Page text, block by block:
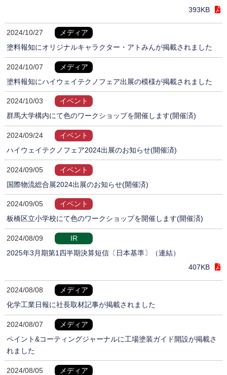
393KB
2024/10/27
メディア
塗料報知にオリジナルキャラクター・アトみんが掲載されました
2024/10/07
メディア
塗料報知にハイウェイテクノフェア出展の模様が掲載されました
2024/10/03
イベント
群馬大学構内にて色のワークショップを開催します(開催済)
2024/09/24
イベント
ハイウェイテクノフェア2024出展のお知らせ(開催済)
2024/09/05
イベント
国際物流総合展2024出展のお知らせ(開催済)
2024/09/05
イベント
板橋区立小学校にて色のワークショップを開催します(開催済)
2024/08/09
IR
2025年3月期第1四半期決算短信〔日本基準〕（連結）
407KB
2024/08/08
メディア
化学工業日報に社長取材記事が掲載されました
2024/08/07
メディア
ペイント&コーティングジャーナルに工場塗装ガイド開設が掲載さ
れました
2024/08/05
メディア